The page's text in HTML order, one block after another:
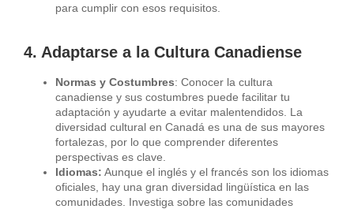
para cumplir con esos requisitos.
4. Adaptarse a la Cultura Canadiense
Normas y Costumbres: Conocer la cultura
canadiense y sus costumbres puede facilitar tu
adaptación y ayudarte a evitar malentendidos. La
diversidad cultural en Canadá es una de sus mayores
fortalezas, por lo que comprender diferentes
perspectivas es clave.
Idiomas: Aunque el inglés y el francés son los idiomas
oficiales, hay una gran diversidad lingüística en las
comunidades. Investiga sobre las comunidades